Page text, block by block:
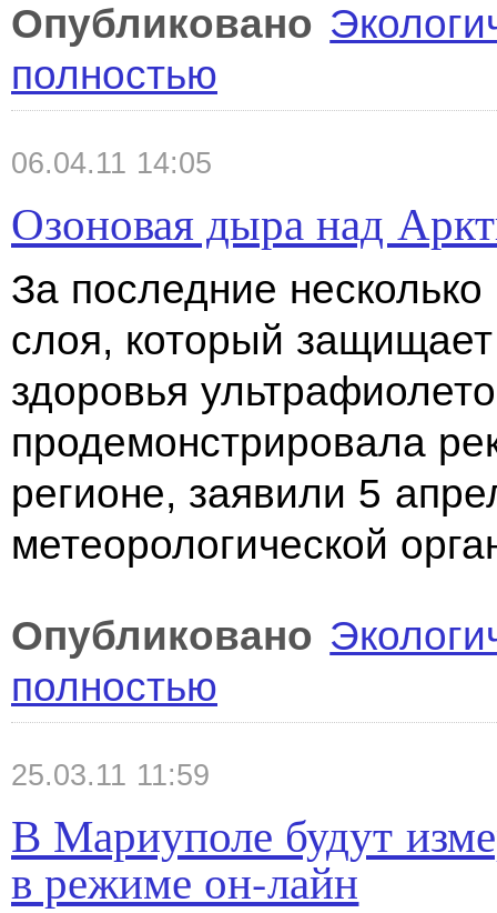
Опубликовано
полностью
06.04.11 14:05
Озоновая дыра над
За последние
слоя, который
здоровья
продемонстрировала
регионе, заявили 5
метеорологической
Опубликовано
полностью
25.03.11 11:59
В Мариуполе будут
в режиме он-лайн